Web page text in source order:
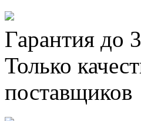
Гарантия до
Только
поставщиков